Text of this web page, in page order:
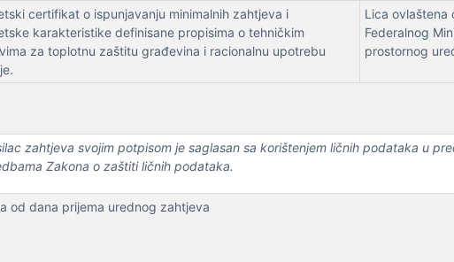
certifikat o ispunjavanju minimalnih zahtjeva i
karakteristike definisane propisima o tehničkim
za toplotnu zaštitu građevina i racionalnu upotrebu
Lica ovlaštena
Federalnog
prostornog
zahtjeva svojim potpisom je saglasan sa korištenjem ličnih podataka u
Zakona o zaštiti ličnih podataka.
od dana prijema urednog zahtjeva